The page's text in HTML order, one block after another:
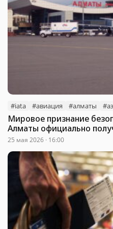
#iata #авиация #алматы
Мировое признание
Алматы официально
25 мая 2026 · 16:00